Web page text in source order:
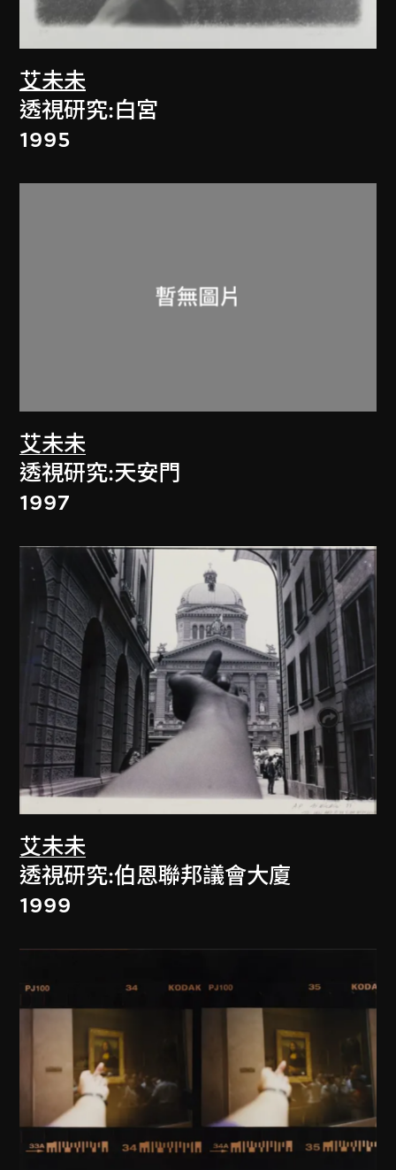
艾未未
透視研究:白宮
1995
艾未未
透視研究:天安門
1997
艾未未
透視研究:伯恩聯邦議會大廈
1999